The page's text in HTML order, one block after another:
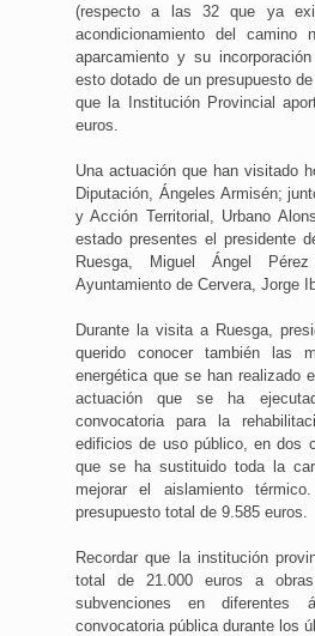
(respecto a las 32 que ya
acondicionamiento del camino
aparcamiento y su
esto dotado de un presupuesto
que la Institución Provincial
euros.
Una actuación que han visitado
Diputación, Ángeles Armisén;
y Acción Territorial, Urbano
estado presentes el presidente
Ruesga, Miguel Ángel
Ayuntamiento de Cervera, Jorge
Durante la visita a Ruesga,
querido conocer también las
energética que se han realizado
actuación que se ha
convocatoria para la
edificios de uso público, en dos
que se ha sustituido toda la
mejorar el aislamiento
presupuesto total de 9.585 euros.
Recordar que la institución
total de 21.000 euros a
subvenciones en
convocatoria pública durante los